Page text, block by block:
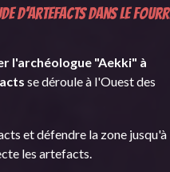
d'artefacts dans le
l'archéologue "Aekki" à
se déroule à l'Ouest des
et défendre la zone jusqu'à
les artefacts.